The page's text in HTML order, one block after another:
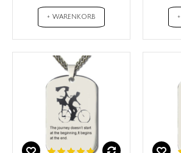
+ WARENKORB